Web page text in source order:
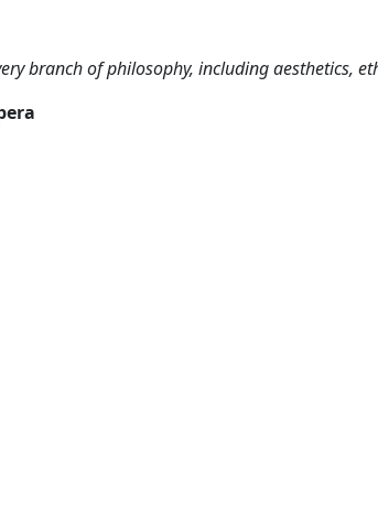
branch of philosophy, including aesthetics,